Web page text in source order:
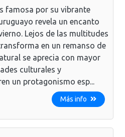
famosa por su vibrante
revela un encanto
Lejos de las multitudes
en un remanso de
se aprecia con mayor
culturales y
un protagonismo esp...
Más info